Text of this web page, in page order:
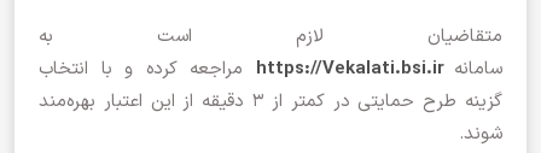
متقاضیان لازم است به
سامانه https://Vekalati.bsi.ir
مراجعه کرده و با انتخاب
گزینه طرح حمایتی در کمتر از ٣ دقیقه از این اعتبار بهره‌مند
شوند.